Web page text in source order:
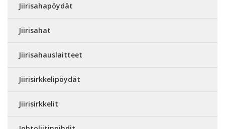
Jiirisahapöydät
Jiirisahat
Jiirisahauslaitteet
Jiirisirkkelipöydät
Jiirisirkkelit